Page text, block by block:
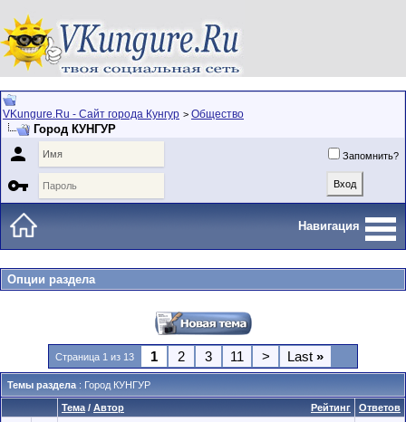
VKungure.Ru - Сайт города Кунгур > Общество
Город КУНГУР
 Запомнить?

Навигация
Опции раздела
Страница 1 из 13 1 2 3 11 > Last »
Темы раздела : Город КУНГУР
Рейтинг
Тема / Автор Ответов